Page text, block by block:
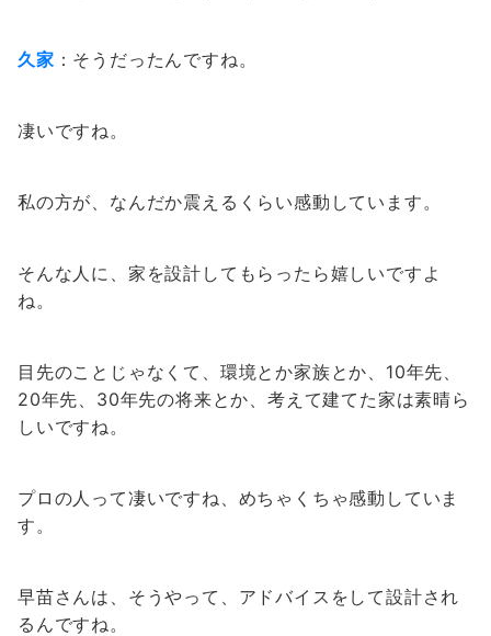
久家 ：そうだったんですね。
凄いですね。
私の方が、なんだか震えるくらい感動しています。
そんな人に、家を設計してもらったら嬉しいですよ
ね。
目先のことじゃなくて、環境とか家族とか、10年先、
20年先、30年先の将来とか、考えて建てた家は素晴ら
しいですね。
プロの人って凄いですね、めちゃくちゃ感動していま
す。
早苗さんは、そうやって、アドバイスをして設計され
るんですね。